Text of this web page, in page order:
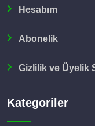
Hesabım
Abonelik
Gizlilik ve Üyelik
Kategoriler